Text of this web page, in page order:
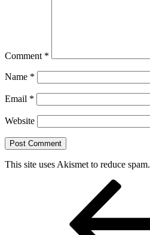
Comment *
Name *
Email *
Website
This site uses Akismet to reduce spam.